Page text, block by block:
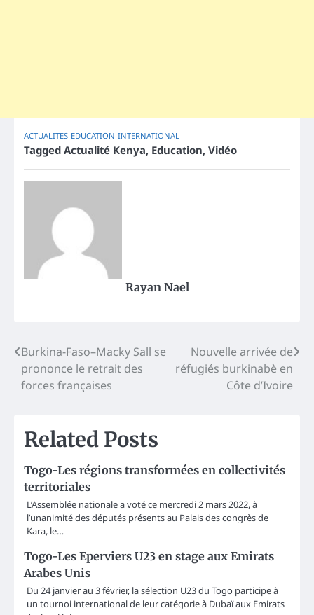
ACTUALITES EDUCATION INTERNATIONAL
Tagged Actualité Kenya, Education, Vidéo
Rayan Nael
Post
navigation
Burkina-Faso–Macky Sall se
prononce le retrait des
forces françaises
Nouvelle arrivée de
réfugiés burkinabè en
Côte d’Ivoire
Related Posts
Togo-Les régions transformées en collectivités
territoriales
L’Assemblée nationale a voté ce mercredi 2 mars 2022, à
l’unanimité des députés présents au Palais des congrès de
Kara, le…
Togo-Les Eperviers U23 en stage aux Emirats
Arabes Unis
Du 24 janvier au 3 février, la sélection U23 du Togo participe à
un tournoi international de leur catégorie à Dubaï aux Emirats